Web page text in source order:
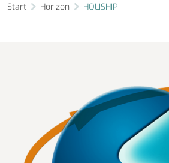
Start Horizon HOLISHIP